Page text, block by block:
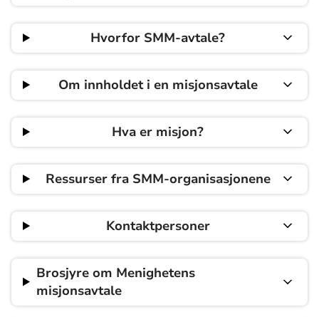
Hvorfor SMM-avtale?
Om innholdet i en misjonsavtale
Hva er misjon?
Ressurser fra SMM-organisasjonene
Kontaktpersoner
Brosjyre om Menighetens
misjonsavtale